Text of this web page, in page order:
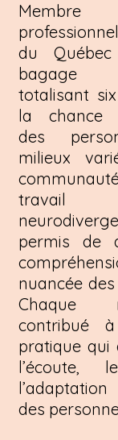
du
bagage
totalisant six
la chance
des
milieux
travail
permis de
nuancée
Chaque
contribué
pratique qui
l’écoute,
des